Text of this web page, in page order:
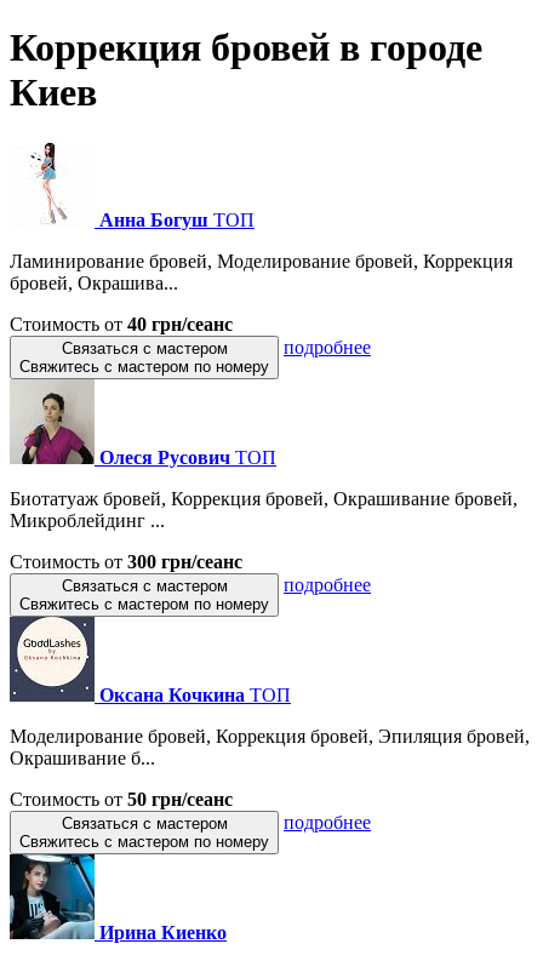
Коррекция бровей в городе
Киев
Анна Богуш ТОП
Ламинирование бровей, Моделирование бровей, Коррекция
бровей, Окрашива...
Стоимость от 40 грн/сеанс
Связаться с мастером
Свяжитесь с мастером по номеру
подробнее
Олеся Русович ТОП
Биотатуаж бровей, Коррекция бровей, Окрашивание бровей,
Микроблейдинг ...
Стоимость от 300 грн/сеанс
Связаться с мастером
Свяжитесь с мастером по номеру
подробнее
Оксана Кочкина ТОП
Моделирование бровей, Коррекция бровей, Эпиляция бровей,
Окрашивание б...
Стоимость от 50 грн/сеанс
Связаться с мастером
Свяжитесь с мастером по номеру
подробнее
Ирина Киенко